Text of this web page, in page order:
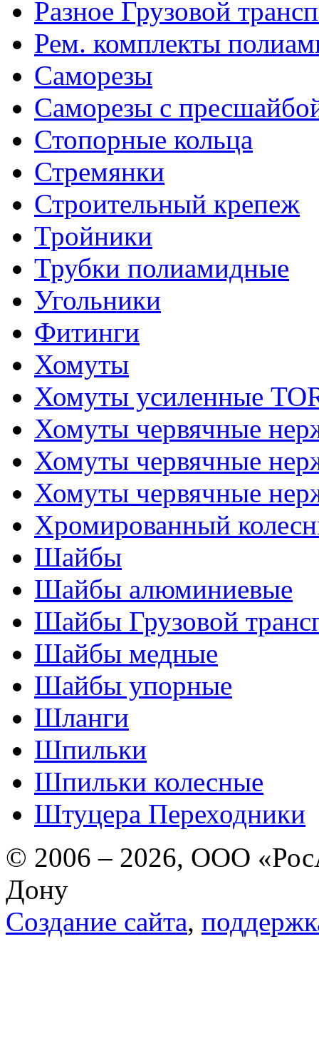
Разное Грузовой
Рем. комплекты
Саморезы
Саморезы с
Стопорные кольца
Стремянки
Строительный крепеж
Тройники
Трубки полиамидные
Угольники
Фитинги
Хомуты
Хомуты усиленные
Хомуты червячные
Хомуты червячные
Хомуты червячные
Хромированный
Шайбы
Шайбы алюминиевые
Шайбы Грузовой
Шайбы медные
Шайбы упорные
Шланги
Шпильки
Шпильки колесные
Штуцера Переходники
© 2006 – 2026, ООО
Дону
Создание сайта,